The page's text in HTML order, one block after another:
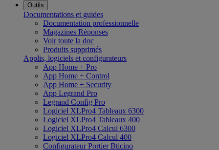
Outils
Documentations et guides
Documentation professionnelle
Magazines Réponses
Voir toute la doc
Produits supprimés
Applis, logiciels et configurateurs
App Home + Pro
App Home + Control
App Home + Security
App Legrand Pro
Legrand Config Pro
Logiciel XLPro4 Tableaux 6300
Logiciel XLPro4 Tableaux 400
Logiciel XLPro4 Calcul 6300
Logiciel XLPro4 Calcul 400
Configurateur Portier Bticino